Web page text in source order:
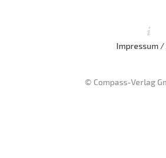
Impressum /
© Compass-Verlag